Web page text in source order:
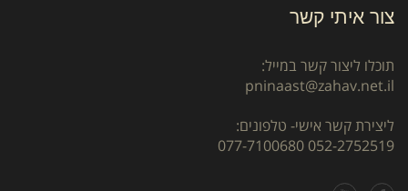
צור איתי קשר
תוכלו ליצור קשר במייל:
pninaast@zahav.net.il
ליצירת קשר אישי- טלפונים:
052-2752519
077-7100680